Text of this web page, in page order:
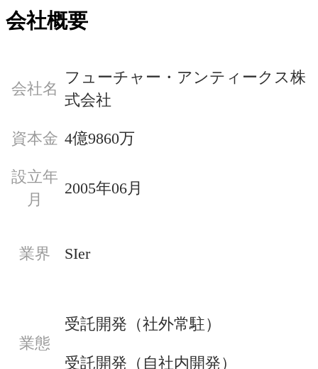
会社概要
会社名
フューチャー・アンティークス株
式会社
資本金 4億9860万
設立年
月
2005年06月
業界 SIer
業態
受託開発（社外常駐）
受託開発（自社内開発）